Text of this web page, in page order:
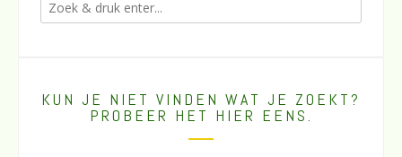
KUN JE NIET VINDEN WAT JE ZOEKT?
PROBEER HET HIER EENS.